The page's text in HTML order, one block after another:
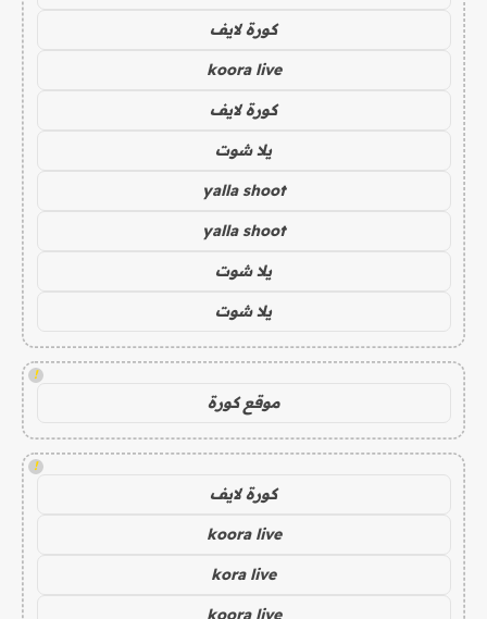
كورة لايف
koora live
كورة لايف
يلا شوت
yalla shoot
yalla shoot
يلا شوت
يلا شوت
!
موقع كورة
!
كورة لايف
koora live
kora live
koora live